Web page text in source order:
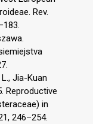
Rev.
Jia-Kuan
Reproductive
in
246–254.